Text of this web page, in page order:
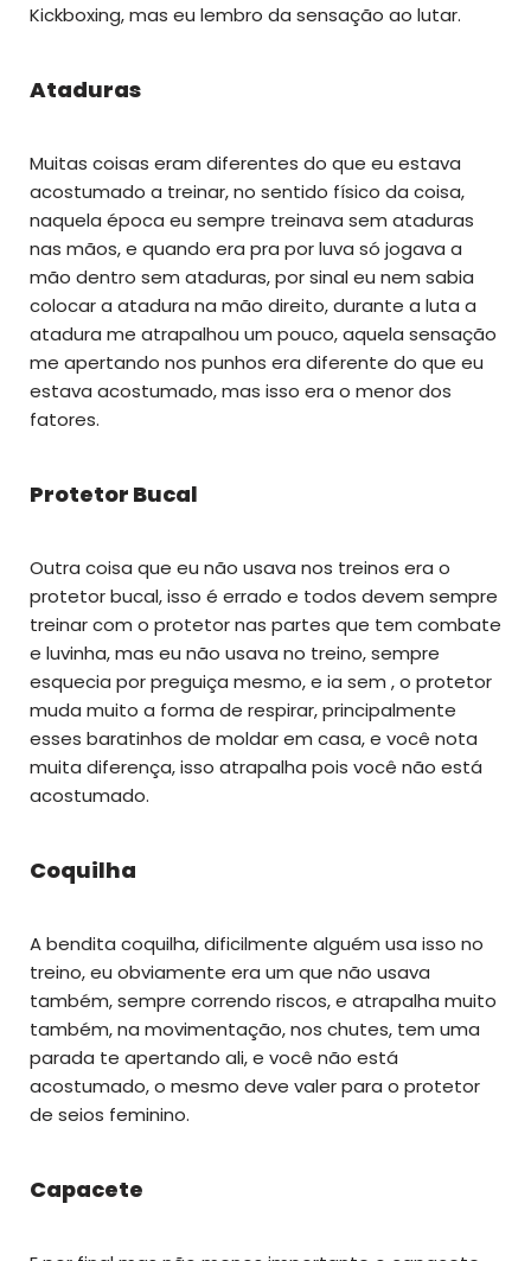
Kickboxing, mas eu lembro da sensação ao lutar.
Ataduras
Muitas coisas eram diferentes do que eu estava
acostumado a treinar, no sentido físico da coisa,
naquela época eu sempre treinava sem ataduras
nas mãos, e quando era pra por luva só jogava a
mão dentro sem ataduras, por sinal eu nem sabia
colocar a atadura na mão direito, durante a luta a
atadura me atrapalhou um pouco, aquela sensação
me apertando nos punhos era diferente do que eu
estava acostumado, mas isso era o menor dos
fatores.
Protetor Bucal
Outra coisa que eu não usava nos treinos era o
protetor bucal, isso é errado e todos devem sempre
treinar com o protetor nas partes que tem combate
e luvinha, mas eu não usava no treino, sempre
esquecia por preguiça mesmo, e ia sem , o protetor
muda muito a forma de respirar, principalmente
esses baratinhos de moldar em casa, e você nota
muita diferença, isso atrapalha pois você não está
acostumado.
Coquilha
A bendita coquilha, dificilmente alguém usa isso no
treino, eu obviamente era um que não usava
também, sempre correndo riscos, e atrapalha muito
também, na movimentação, nos chutes, tem uma
parada te apertando ali, e você não está
acostumado, o mesmo deve valer para o protetor
de seios feminino.
Capacete